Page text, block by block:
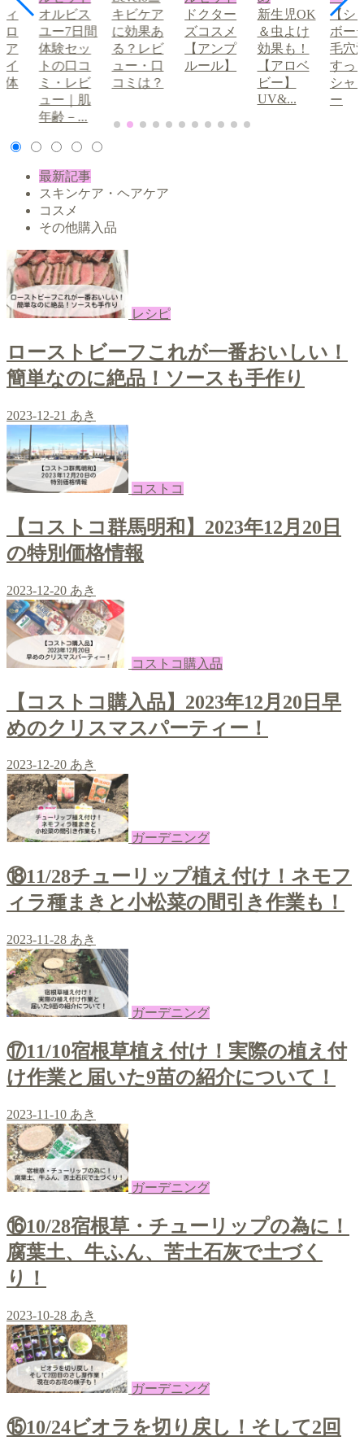
ィ
ロ
ア
イ
体
オルビス
ユー7日間
体験セッ
トの口コ
ミ・レビ
ュー｜肌
年齢－...
キビケア
に効果あ
る？レビ
ュー・口
コミは？
ドクター
ズコスメ
【アンプ
ルール】
新生児OK
＆虫よけ
効果も！
【アロベ
ビー】
UV&...
【シ
ボー
毛穴
すっ
シャ
ー
最新記事
スキンケア・ヘアケア
コスメ
その他購入品
レシピ
ローストビーフこれが一番おいしい！
簡単なのに絶品！ソースも手作り
2023-12-21 あき
コストコ
【コストコ群馬明和】2023年12月20日
の特別価格情報
2023-12-20 あき
コストコ購入品
【コストコ購入品】2023年12月20日早
めのクリスマスパーティー！
2023-12-20 あき
ガーデニング
⑱11/28チューリップ植え付け！ネモフ
ィラ種まきと小松菜の間引き作業も！
2023-11-28 あき
ガーデニング
⑰11/10宿根草植え付け！実際の植え付
け作業と届いた9苗の紹介について！
2023-11-10 あき
ガーデニング
⑯10/28宿根草・チューリップの為に！
腐葉土、牛ふん、苦土石灰で土づく
り！
2023-10-28 あき
ガーデニング
⑮10/24ビオラを切り戻し！そして2回